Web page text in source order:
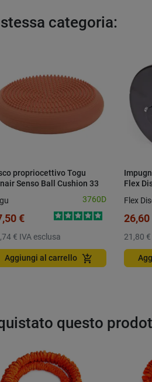
categoria:
propriocettivo Togu
Senso Ball Cushion 33
3760D
€
€ IVA esclusa
Aggiungi al carrello add_shopping_cart
Flex
Flex
26,60
21,80 €
questo